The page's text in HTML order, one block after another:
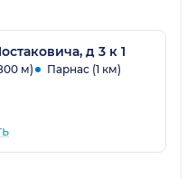
д 3 к 1
м)
Парнас (1 км)